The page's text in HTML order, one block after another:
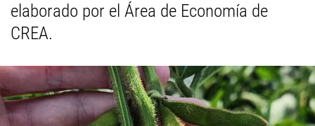
elaborado por el Área de Economía de
CREA.